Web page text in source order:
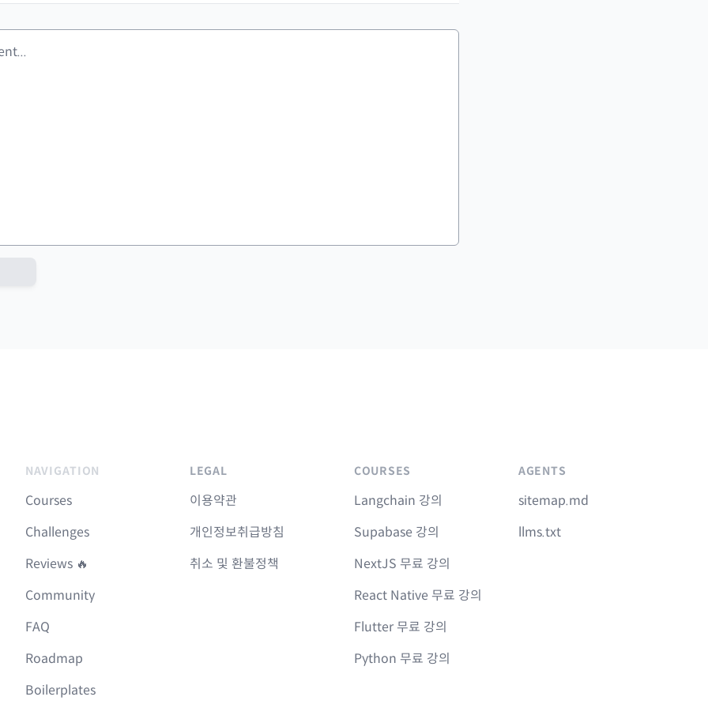
NAVIGATION
Courses
Challenges
Reviews 🔥
Community
FAQ
Roadmap
Boilerplates
LEGAL
이용약관
개인정보취급방침
취소 및 환불정책
COURSES
Langchain 강의
Supabase 강의
NextJS 무료 강의
React Native 무료 강의
Flutter 무료 강의
Python 무료 강의
AGENTS
sitemap.md
llms.txt